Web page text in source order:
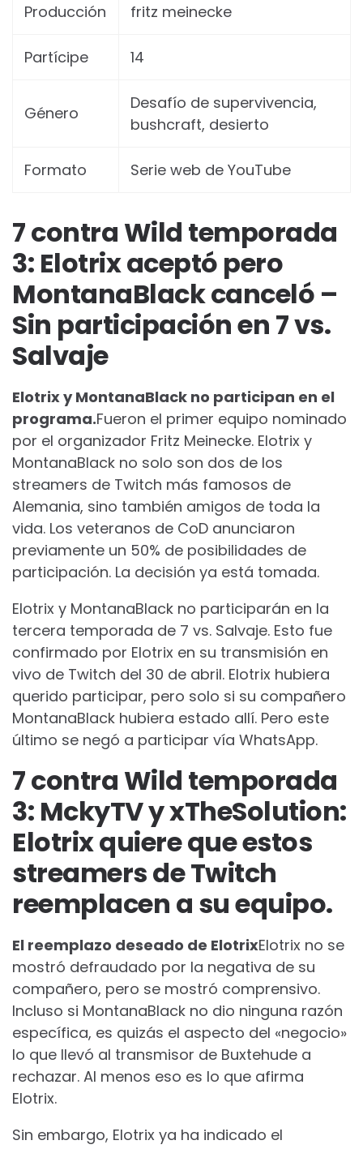
Producción fritz meinecke
Partícipe 14
Género
Desafío de supervivencia,
bushcraft, desierto
Formato Serie web de YouTube
7 contra Wild temporada
3: Elotrix aceptó pero
MontanaBlack canceló –
Sin participación en 7 vs.
Salvaje
Elotrix y MontanaBlack no participan en el
programa.Fueron el primer equipo nominado
por el organizador Fritz Meinecke. Elotrix y
MontanaBlack no solo son dos de los
streamers de Twitch más famosos de
Alemania, sino también amigos de toda la
vida. Los veteranos de CoD anunciaron
previamente un 50% de posibilidades de
participación. La decisión ya está tomada.
Elotrix y MontanaBlack no participarán en la
tercera temporada de 7 vs. Salvaje. Esto fue
confirmado por Elotrix en su transmisión en
vivo de Twitch del 30 de abril. Elotrix hubiera
querido participar, pero solo si su compañero
MontanaBlack hubiera estado allí. Pero este
último se negó a participar vía WhatsApp.
7 contra Wild temporada
3: MckyTV y xTheSolution:
Elotrix quiere que estos
streamers de Twitch
reemplacen a su equipo.
El reemplazo deseado de ElotrixElotrix no se
mostró defraudado por la negativa de su
compañero, pero se mostró comprensivo.
Incluso si MontanaBlack no dio ninguna razón
específica, es quizás el aspecto del «negocio»
lo que llevó al transmisor de Buxtehude a
rechazar. Al menos eso es lo que afirma
Elotrix.
Sin embargo, Elotrix ya ha indicado el